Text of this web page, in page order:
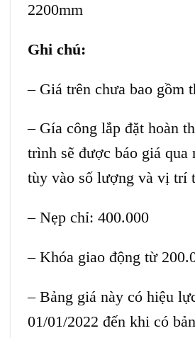
2200mm
Ghi chú:
– Giá trên chưa bao gồm
– Gía công lắp đặt hoàn
trình sẽ được báo giá qua
tùy vào số lượng và vị trí
– Nẹp chỉ: 400.000
– Khóa giao động từ
– Bảng giá này có hiệu
01/01/2022 đến khi có